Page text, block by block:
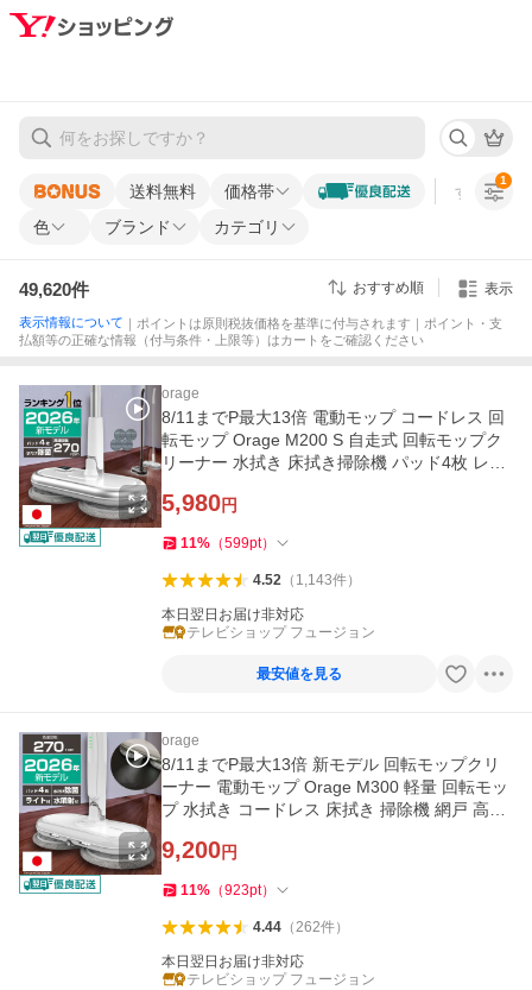
送料無料 価格帯 すべての条
色 ブランド カテゴリ
1
49,620件 おすすめ順 表示
表示情報について ｜ポイントは原則税抜価格を基準に付与されます｜ポイント・支
払額等の正確な情報（付与条件・上限等）はカートをご確認ください
orage
8/11までP最大13倍 電動モップ コードレス 回
転モップ Orage M200 S 自走式 回転モップク
リーナー 水拭き 床拭き掃除機 パッド4枚 レビ
5,980円
11% （599pt）
4.52（ 1,143件）
本日翌日お届け非対応
テレビショップ フュージョン
最安値を見る
orage
8/11までP最大13倍 新モデル 回転モップクリ
ーナー 電動モップ Orage M300 軽量 回転モッ
プ 水拭き コードレス 床拭き 掃除機 網戸 高速
9,200円
11% （923pt）
4.44（262件）
本日翌日お届け非対応
テレビショップ フュージョン